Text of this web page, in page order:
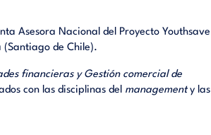
son
2.-
5.-
y
Asesora Nacional del Proyecto Youthsave
(Santiago de Chile).
financieras y Gestión comercial de
con las disciplinas del managementy las